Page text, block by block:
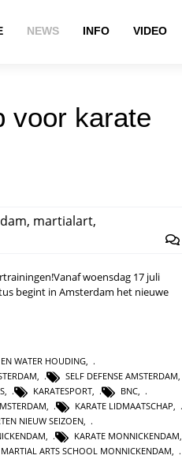
NEWS INFO VIDEO
voor karate
, martialart,
woensdag 17 juli
begint in Amsterdam het nieuwe
WATER HOUDING,
, SELF DEFENSE AMSTERDAM,
, KARATESPORT, BNC,
, KARATE LIDMAATSCHAP,
NIEUW SEIZOEN,
, KARATE MONNICKENDAM,
MARTIAL ARTS SCHOOL MONNICKENDAM,